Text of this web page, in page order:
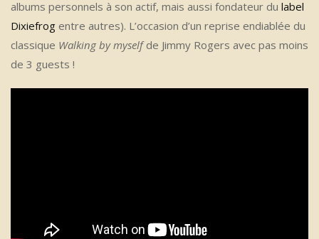
albums personnels à son actif, mais aussi fondateur du label
Dixiefrog entre autres). L’occasion d’un reprise endiablée du
classique Walking by myselfde Jimmy Rogers avec pas moins
de 3 guests !